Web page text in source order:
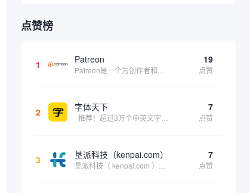
点赞榜
1 Patreon 19
点赞
2 字体天下 7
点赞
3 垦派科技（kenpai.com） 7
点赞